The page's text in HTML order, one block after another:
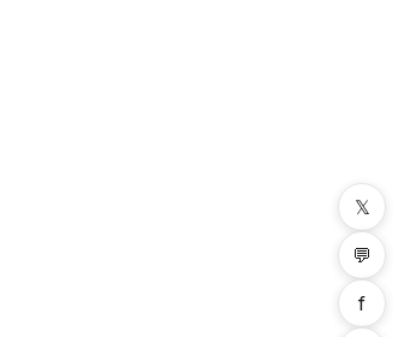
𝕏
💬
f